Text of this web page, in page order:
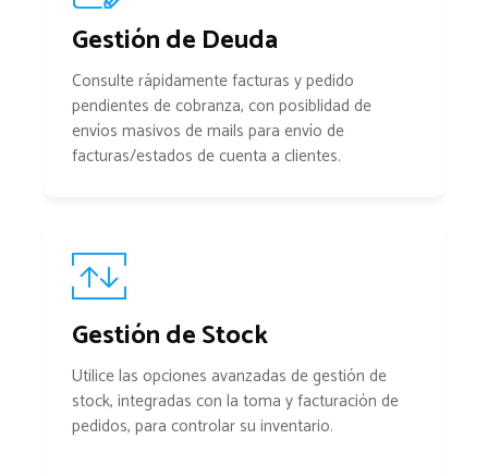
Gestión de Deuda
Consulte rápidamente facturas y pedido
pendientes de cobranza, con posiblidad de
envíos masivos de mails para envío de
facturas/estados de cuenta a clientes.
Gestión de Stock
Utilice las opciones avanzadas de gestión de
stock, integradas con la toma y facturación de
pedidos, para controlar su inventario.